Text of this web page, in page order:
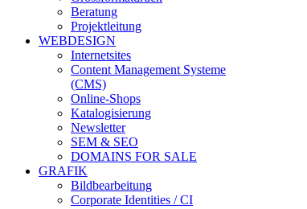
Beratung
Projektleitung
WEBDESIGN
Internetsites
Content Management Systeme
(CMS)
Online-Shops
Katalogisierung
Newsletter
SEM & SEO
DOMAINS FOR SALE
GRAFIK
Bildbearbeitung
Corporate Identities / CI